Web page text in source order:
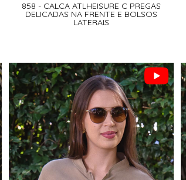
858 - CALCA ATLHEISURE C PREGAS
DELICADAS NA FRENTE E BOLSOS
LATERAIS